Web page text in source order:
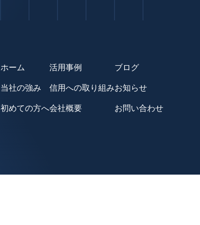
ホーム
当社の強み
初めての方へ
活用事例
信用への取り組み
会社概要
ブログ
お知らせ
お問い合わせ